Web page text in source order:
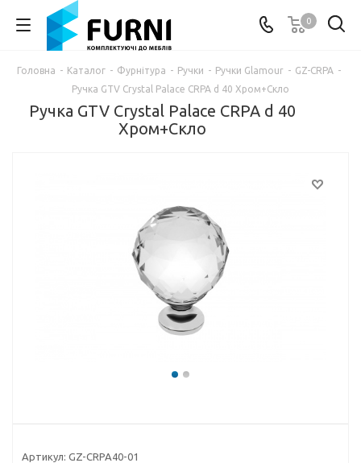
0
Головна - Каталог - Фурнітура - Ручки - Ручки Glamour - GZ-CRPA -
Ручка GTV Crystal Palace CRPA d 40 Хром+Скло
Ручка GTV Crystal Palace CRPA d 40
Хром+Скло
Артикул: GZ-CRPA40-01